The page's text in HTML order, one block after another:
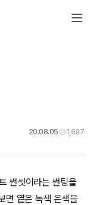
20.08.05 1,697
썬셋이라는 썬팅을
면 옅은 녹색 은색을